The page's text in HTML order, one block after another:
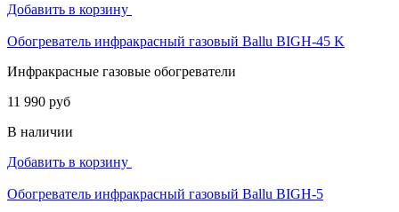
Добавить в корзину
Обогреватель инфракрасный газовый Ballu BIGH-45 K
Инфракрасные газовые обогреватели
11 990 руб
В наличии
Добавить в корзину
Обогреватель инфракрасный газовый Ballu BIGH-5